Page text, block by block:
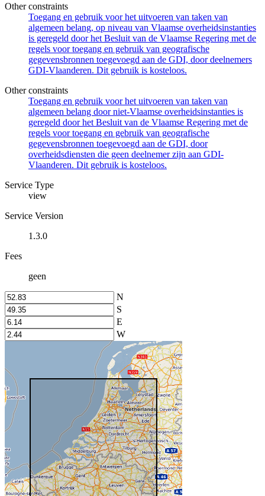
Other constraints
Toegang en gebruik voor het uitvoeren van taken van
algemeen belang, op niveau van Vlaamse overheidsinstanties
is geregeld door het Besluit van de Vlaamse Regering met de
regels voor toegang en gebruik van geografische
gegevensbronnen toegevoegd aan de GDI, door deelnemers
GDI-Vlaanderen. Dit gebruik is kosteloos.
Other constraints
Toegang en gebruik voor het uitvoeren van taken van
algemeen belang door niet-Vlaamse overheidsinstanties is
geregeld door het Besluit van de Vlaamse Regering met de
regels voor toegang en gebruik van geografische
gegevensbronnen toegevoegd aan de GDI, door
overheidsdiensten die geen deelnemer zijn aan GDI-
Vlaanderen. Dit gebruik is kosteloos.
Service Type
view
Service Version
1.3.0
Fees
geen
N
S
E
W